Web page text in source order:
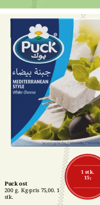
1 stk.
15,-
Puck ost
200 g. Kg-pris 75,00. 1
stk.